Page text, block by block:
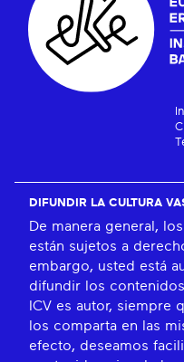
DIFUNDIR LA CULTURA
De manera general,
están sujetos a
embargo, usted está
difundir los
ICV es autor, siempre
los comparta en las
efecto, deseamos